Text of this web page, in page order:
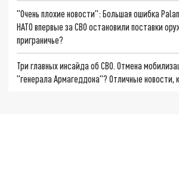
"Очень плохие новости": Большая ошибка
НАТО впервые за СВО остановили поставки
приграничье?
Три главных инсайда об СВО. Отмена
"генерала Армагеддона"? Отличные новости,